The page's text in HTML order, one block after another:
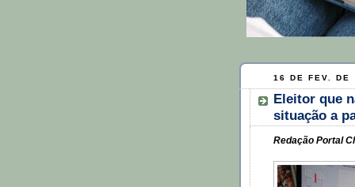
16 DE FEV. DE
Eleitor que
situação a
Redação Portal